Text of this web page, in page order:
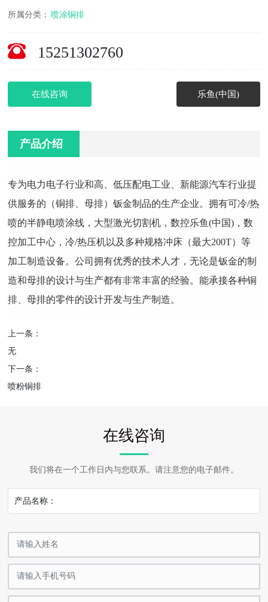
所属分类： 喷涂铜排
15251302760
在线咨询 乐鱼(中国)
产品介绍
专为电力电子行业和高、低压配电工业、新能源汽车行业提
供服务的（铜排、母排）钣金制品的生产企业。拥有可冷/热
喷的半静电喷涂线，大型激光切割机，数控乐鱼(中国)，数
控加工中心，冷/热压机以及多种规格冲床（最大200T）等
加工制造设备。公司拥有优秀的技术人才，无论是钣金的制
造和母排的设计与生产都有非常丰富的经验。能承接各种铜
排、母排的零件的设计开发与生产制造。
上一条：
无
下一条：
喷粉铜排
在线咨询
我们将在一个工作日内与您联系。请注意您的电子邮件。
产品名称：